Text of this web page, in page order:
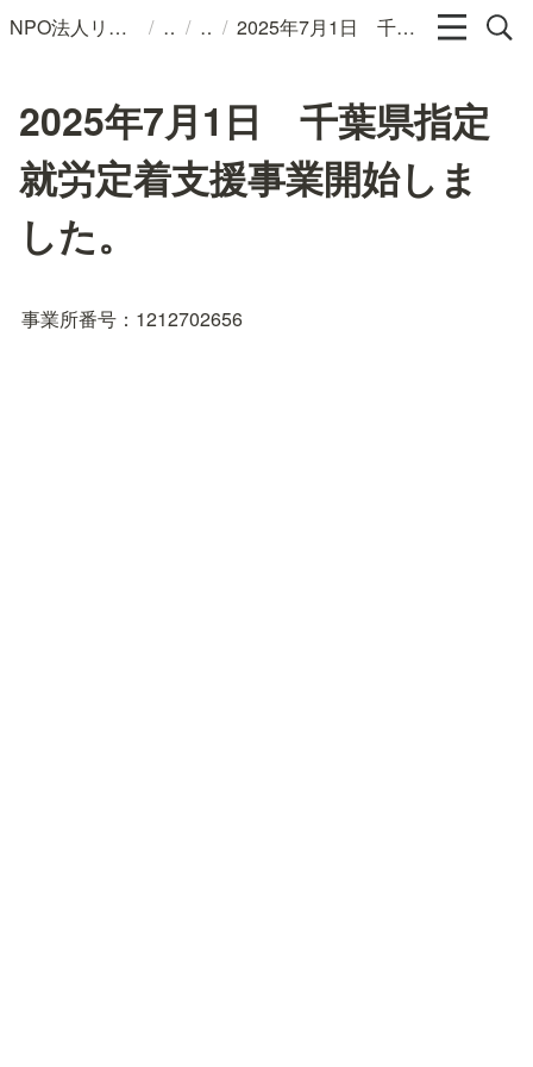
NPO法人リンパカフェ / / / 2025年7月1日 千葉県指定就労定着支援事業開始しました。
2025年7月1日 千葉県指定
就労定着支援事業開始しま
した。
事業所番号：1212702656